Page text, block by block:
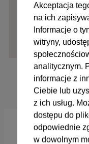
Akceptacja
na ich
Informacje o
witryny,
analitycznym.
informacje z
Ciebie lub
z ich usług.
dostępu do
odpowiednie
w dowolnym